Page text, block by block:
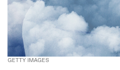
GETTY IMAGES